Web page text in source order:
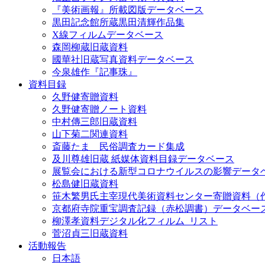
『美術画報』所載図版データベース
黒田記念館所蔵黒田清輝作品集
X線フィルムデータベース
森岡柳蔵旧蔵資料
國華社旧蔵写真資料データベース
今泉雄作『記事珠』
資料目録
久野健寄贈資料
久野健寄贈ノート資料
中村傳三郎旧蔵資料
山下菊二関連資料
斎藤たま 民俗調査カード集成
及川尊雄旧蔵 紙媒体資料目録データベース
展覧会における新型コロナウイルスの影響データ
松島健旧蔵資料
笹木繁男氏主宰現代美術資料センター寄贈資料（
京都府寺院重宝調査記録（赤松調書）データベー
柳澤孝資料デジタル化フィルム_リスト
菅沼貞三旧蔵資料
活動報告
日本語